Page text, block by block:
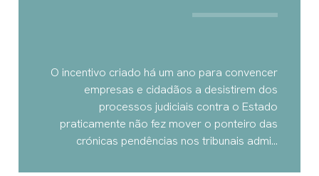
O incentivo criado há um ano para convencer
empresas e cidadãos a desistirem dos
processos judiciais contra o Estado
praticamente não fez mover o ponteiro das
crónicas pendências nos tribunais admi...